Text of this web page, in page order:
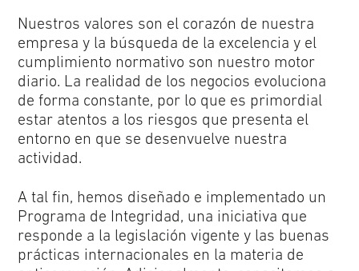
Nuestros valores son el corazón de nuestra
empresa y la búsqueda de la excelencia y el
cumplimiento normativo son nuestro motor
diario. La realidad de los negocios evoluciona
de forma constante, por lo que es primordial
estar atentos a los riesgos que presenta el
entorno en que se desenvuelve nuestra
actividad.
A tal fin, hemos diseñado e implementado un
Programa de Integridad, una iniciativa que
responde a la legislación vigente y las buenas
prácticas internacionales en la materia de